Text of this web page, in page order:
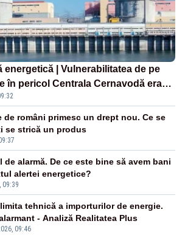
energetică | Vulnerabilitatea de pe
în pericol Centrala Cernavodă era
lui Ceaușescu
de români primesc un drept nou. Ce se
se strică un produs
09:39
de alarmă. De ce este bine să avem bani
alertei energetice?
09:46
tehnică a importurilor de energie.
- Analiză Realitatea Plus